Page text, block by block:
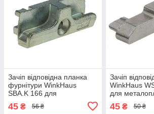
Зачіп відповідна планка
фурнітури WinkHaus
SBA.K 166 для
металопластикових вікон
45 ₴ 56 ₴
Зачіп
WinkHaus
для
5016645
45₴ 50 ₴